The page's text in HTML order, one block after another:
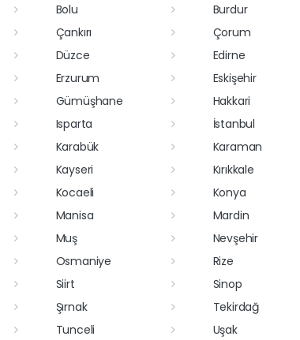
Bolu Burdur
Çankırı Çorum
Düzce Edirne
Erzurum Eskişehir
Gümüşhane Hakkari
Isparta İstanbul
Karabük Karaman
Kayseri Kırıkkale
Kocaeli Konya
Manisa Mardin
Muş Nevşehir
Osmaniye Rize
Siirt Sinop
Şırnak Tekirdağ
Tunceli Uşak